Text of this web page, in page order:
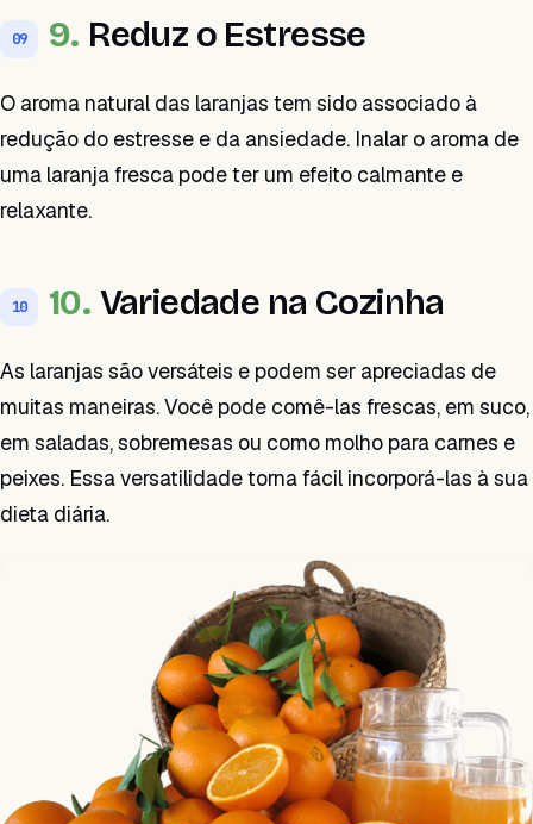
09 9. Reduz o Estresse
O aroma natural das laranjas tem sido associado à
redução do estresse e da ansiedade. Inalar o aroma de
uma laranja fresca pode ter um efeito calmante e
relaxante.
10 10. Variedade na Cozinha
As laranjas são versáteis e podem ser apreciadas de
muitas maneiras. Você pode comê-las frescas, em suco,
em saladas, sobremesas ou como molho para carnes e
peixes. Essa versatilidade torna fácil incorporá-las à sua
dieta diária.